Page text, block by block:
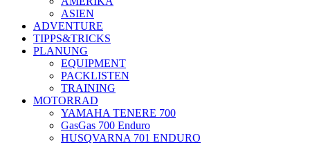
ASIEN
ADVENTURE
TIPPS&TRICKS
PLANUNG
EQUIPMENT
PACKLISTEN
TRAINING
MOTORRAD
YAMAHA TENERE 700
GasGas 700 Enduro
HUSQVARNA 701 ENDURO